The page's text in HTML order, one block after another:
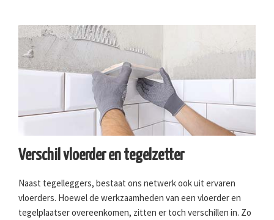
Verschil vloerder en tegelzetter
Naast tegelleggers, bestaat ons netwerk ook uit ervaren
vloerders. Hoewel de werkzaamheden van een vloerder en
tegelplaatser overeenkomen, zitten er toch verschillen in. Zo